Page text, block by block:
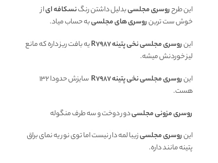
این طرحروسری مجلسیبدلیل داشتن رنگنسکافه ایاز
خوش ست ترینروسری های مجلسیبه حساب میاد.
اینروسری مجلسی نخی پتینه R7987
یه بافت ریز داره که مانع
لیز خوردنش میشه.
اینروسری مجلسی نخی پتینه R7987
سایزش حدودا 132
هست.
روسری مزونی مجلسیدور دوخت و سه طرف منگوله
اینروسری مجلسیزیبا لمه دار نیست اما توی نور یه نمای براق
پتینه مانند داره.